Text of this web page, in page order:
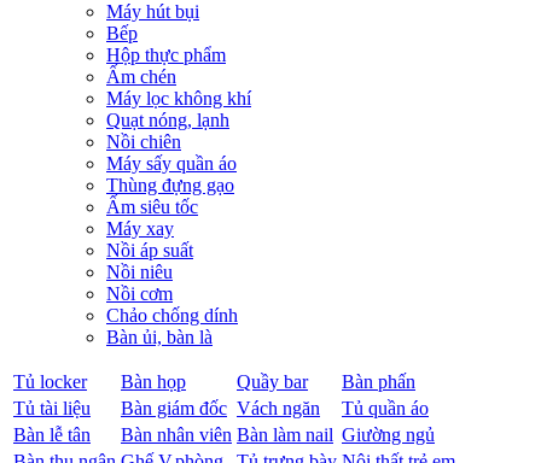
Máy hút bụi
Bếp
Hộp thực phẩm
Ấm chén
Máy lọc không khí
Quạt nóng, lạnh
Nồi chiên
Máy sấy quần áo
Thùng đựng gạo
Ấm siêu tốc
Máy xay
Nồi áp suất
Nồi niêu
Nồi cơm
Chảo chống dính
Bàn ủi, bàn là
Tủ locker Bàn họp Quầy bar
Bàn phấn
Tủ tài liệu
Bàn giám đốc Vách ngăn
Tủ quần áo
Bàn lễ tân
Bàn nhân viên Bàn làm nail Giường ngủ